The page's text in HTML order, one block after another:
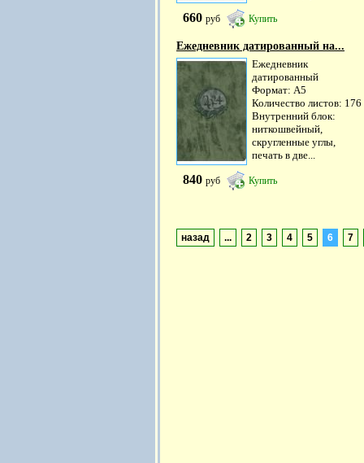
660 руб Купить
Ежедневник датированный на...
Ежедневник
датированный
Формат: А5
Количество листов: 176
Внутренний блок:
ниткошвейный,
скругленные углы,
печать в две...
840 руб Купить
назад ... 2 3 4 5 6 7